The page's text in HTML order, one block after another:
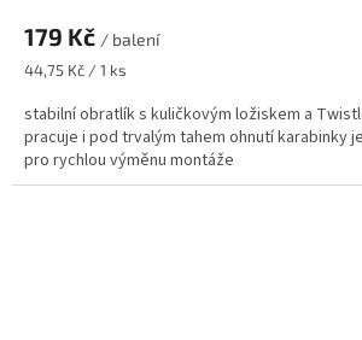
179 Kč / balení
Měrná
44,75 Kč / 1 ks
stabilní obratlík s kuličkovým ložiskem a
pracuje i pod trvalým tahem ohnutí karabinky
pro rychlou výměnu montáže